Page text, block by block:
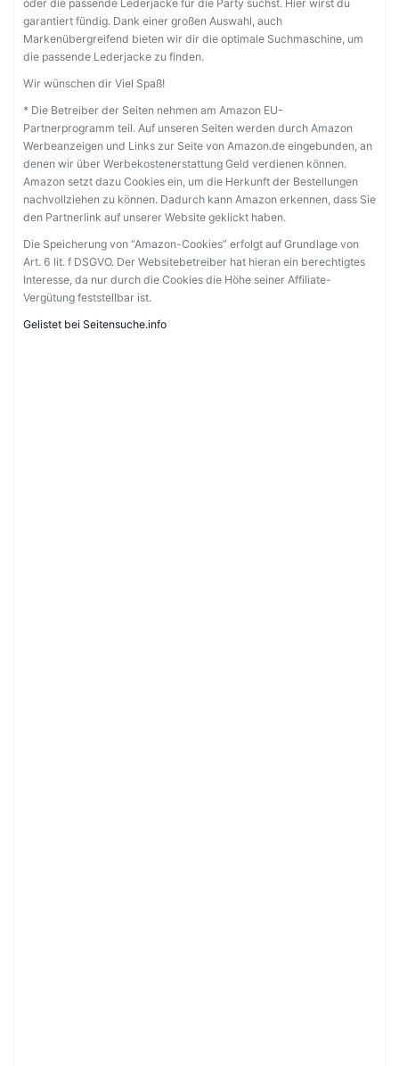
oder die passende Lederjacke für die Party suchst. Hier wirst du
garantiert fündig. Dank einer großen Auswahl, auch
Markenübergreifend bieten wir dir die optimale Suchmaschine, um
die passende Lederjacke zu finden.
Wir wünschen dir Viel Spaß!
* Die Betreiber der Seiten nehmen am Amazon EU-
Partnerprogramm teil. Auf unseren Seiten werden durch Amazon
Werbeanzeigen und Links zur Seite von Amazon.de eingebunden, an
denen wir über Werbekostenerstattung Geld verdienen können.
Amazon setzt dazu Cookies ein, um die Herkunft der Bestellungen
nachvollziehen zu können. Dadurch kann Amazon erkennen, dass Sie
den Partnerlink auf unserer Website geklickt haben.
Die Speicherung von “Amazon-Cookies” erfolgt auf Grundlage von
Art. 6 lit. f DSGVO. Der Websitebetreiber hat hieran ein berechtigtes
Interesse, da nur durch die Cookies die Höhe seiner Affiliate-
Vergütung feststellbar ist.
Gelistet bei Seitensuche.info